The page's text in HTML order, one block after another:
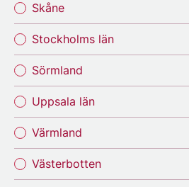
Skåne
Stockholms län
Sörmland
Uppsala län
Värmland
Västerbotten